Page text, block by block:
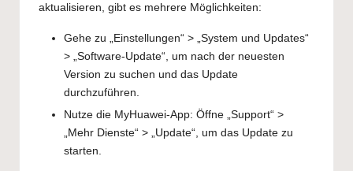
aktualisieren, gibt es mehrere Möglichkeiten:
Gehe zu „Einstellungen“ > „System und Updates“
> „Software-Update“, um nach der neuesten
Version zu suchen und das Update
durchzuführen.
Nutze die MyHuawei-App: Öffne „Support“ >
„Mehr Dienste“ > „Update“, um das Update zu
starten.